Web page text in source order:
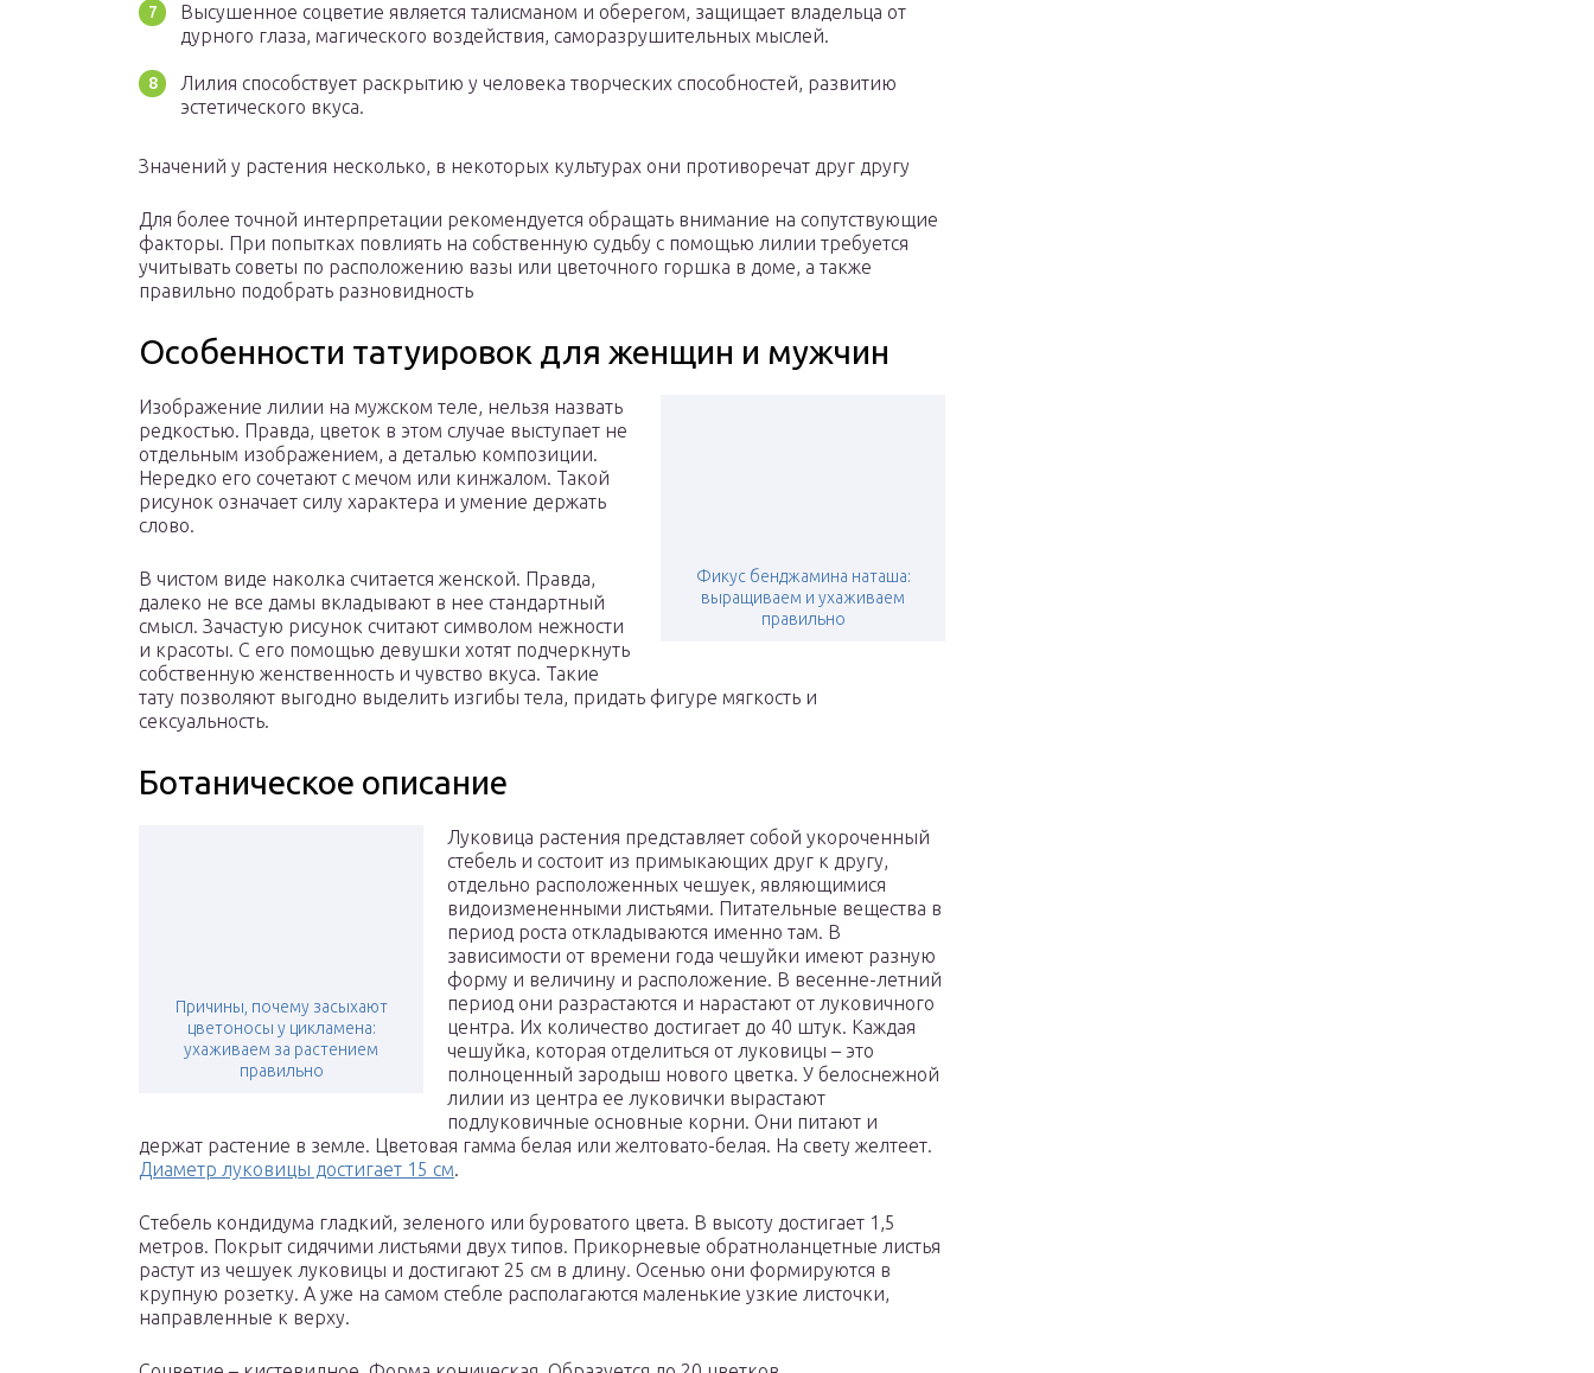
Высушенное соцветие является талисманом и оберегом, защищает владельца от
дурного глаза, магического воздействия, саморазрушительных мыслей.
Лилия способствует раскрытию у человека творческих способностей, развитию
эстетического вкуса.
Значений у растения несколько, в некоторых культурах они противоречат друг другу
Для более точной интерпретации рекомендуется обращать внимание на сопутствующие
факторы. При попытках повлиять на собственную судьбу с помощью лилии требуется
учитывать советы по расположению вазы или цветочного горшка в доме, а также
правильно подобрать разновидность
Особенности татуировок для женщин и мужчин
Фикус бенджамина наташа:
выращиваем и ухаживаем
правильно
Изображение лилии на мужском теле, нельзя назвать
редкостью. Правда, цветок в этом случае выступает не
отдельным изображением, а деталью композиции.
Нередко его сочетают с мечом или кинжалом. Такой
рисунок означает силу характера и умение держать
слово.
В чистом виде наколка считается женской. Правда,
далеко не все дамы вкладывают в нее стандартный
смысл. Зачастую рисунок считают символом нежности
и красоты. С его помощью девушки хотят подчеркнуть
собственную женственность и чувство вкуса. Такие
тату позволяют выгодно выделить изгибы тела, придать фигуре мягкость и
сексуальность.
Ботаническое описание
Причины, почему засыхают
цветоносы у цикламена:
ухаживаем за растением
правильно
Луковица растения представляет собой укороченный
стебель и состоит из примыкающих друг к другу,
отдельно расположенных чешуек, являющимися
видоизмененными листьями. Питательные вещества в
период роста откладываются именно там. В
зависимости от времени года чешуйки имеют разную
форму и величину и расположение. В весенне-летний
период они разрастаются и нарастают от луковичного
центра. Их количество достигает до 40 штук. Каждая
чешуйка, которая отделиться от луковицы – это
полноценный зародыш нового цветка. У белоснежной
лилии из центра ее луковички вырастают
подлуковичные основные корни. Они питают и
держат растение в земле. Цветовая гамма белая или желтовато-белая. На свету желтеет.
Диаметр луковицы достигает 15 см.
Стебель кондидума гладкий, зеленого или буроватого цвета. В высоту достигает 1,5
метров. Покрыт сидячими листьями двух типов. Прикорневые обратноланцетные листья
растут из чешуек луковицы и достигают 25 см в длину. Осенью они формируются в
крупную розетку. А уже на самом стебле располагаются маленькие узкие листочки,
направленные к верху.